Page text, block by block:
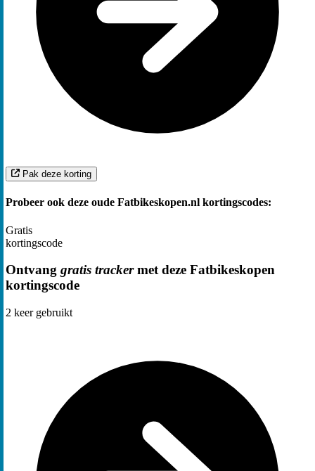
Pak deze korting
Probeer ook deze oude Fatbikeskopen.nl kortingscodes:
Gratis
kortingscode
Ontvang gratis trackermet deze Fatbikeskopen
kortingscode
2 keer gebruikt